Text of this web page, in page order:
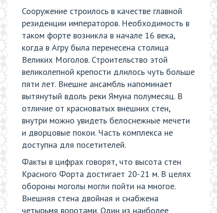
Сооружение строилось в качестве главной
резиденции императоров. Необходимость в
таком форте возникла в начале 16 века,
когда в Агру была перенесена столица
Великих Моголов. Строительство этой
великолепной крепости длилось чуть больше
пяти лет. Внешне ансамбль напоминает
вытянутый вдоль реки Ямуна полумесяц. В
отличие от красноватых внешних стен,
внутри можно увидеть белоснежные мечети
и дворцовые покои. Часть комплекса не
доступна для посетителей.
Факты в цифрах говорят, что высота стен
Красного Форта достигает 20-21 м. В целях
обороны моголы могли пойти на многое.
Внешняя стена двойная и снабжена
четырьмя воротами. Один из наиболее